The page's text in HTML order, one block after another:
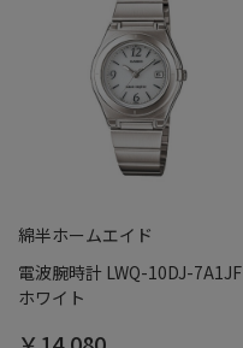
綿半ホームエイド
電波腕時計 LWQ-10DJ-7A1JF
ホワイト